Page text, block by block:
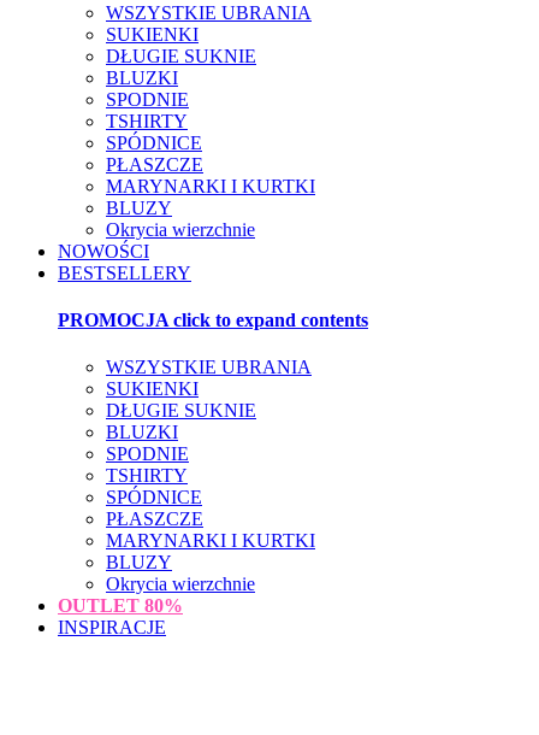
WSZYSTKIE UBRANIA
SUKIENKI
DŁUGIE SUKNIE
BLUZKI
SPODNIE
TSHIRTY
SPÓDNICE
PŁASZCZE
MARYNARKI I KURTKI
BLUZY
Okrycia wierzchnie
NOWOŚCI
BESTSELLERY
PROMOCJA click to expand contents
WSZYSTKIE UBRANIA
SUKIENKI
DŁUGIE SUKNIE
BLUZKI
SPODNIE
TSHIRTY
SPÓDNICE
PŁASZCZE
MARYNARKI I KURTKI
BLUZY
Okrycia wierzchnie
OUTLET 80%
INSPIRACJE